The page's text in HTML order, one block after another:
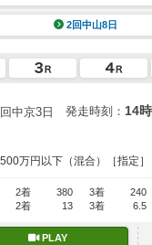
2回中山8日
中京3日 発走時刻： 14
500万円以下 （混合）［指定］
2着 380 3着
240
2着 13 3着 6.5
PLAY